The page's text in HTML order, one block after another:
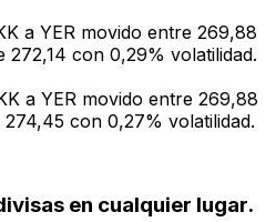
a YER movido entre 269,88
272,14 con 0,29% volatilidad.
a YER movido entre 269,88
con 0,27% volatilidad.
en cualquier lugar.